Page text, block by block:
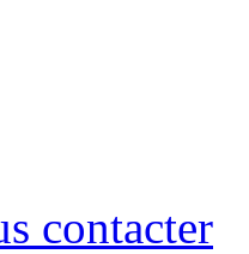
contacter